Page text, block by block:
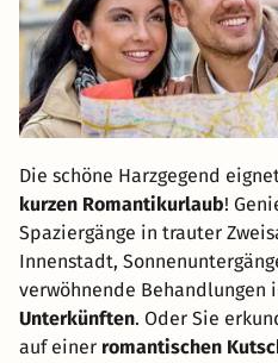
Die schöne Harzgegend
kurzen Romantikurlaub!
Spaziergänge in trauter
Innenstadt,
verwöhnende Behandlungen
Unterkünften. Oder Sie
auf einer romantischen